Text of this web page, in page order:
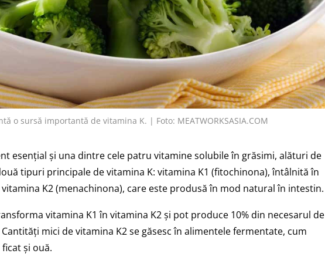
o sursă importantă de vitamina K. | Foto: MEATWORKSASIA.COM
esențial și una dintre cele patru vitamine solubile în grăsimi, alături de
tipuri principale de vitamina K: vitamina K1 (fitochinona), întâlnită în
K2 (menachinona), care este produsă în mod natural în intestin.
vitamina K1 în vitamina K2 și pot produce 10% din necesarul de
mici de vitamina K2 se găsesc în alimentele fermentate, cum
și ouă.